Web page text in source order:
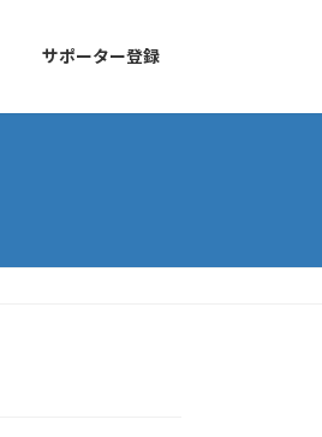
サポーター登録